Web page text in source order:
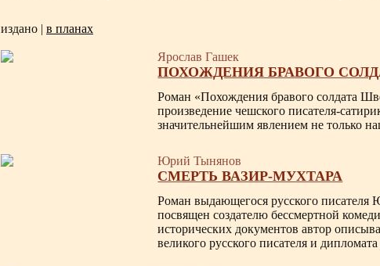
издано | в планах
Ярослав Гашек
ПОХОЖДЕНИЯ БРАВОГО
Роман «Похождения бравого солдата
произведение чешского писателя-
значительнейшим явлением не только
Юрий Тынянов
СМЕРТЬ ВАЗИР-МУХТАРА
Роман выдающегося русского
посвящен создателю бессмертной
исторических документов автор
великого русского писателя и